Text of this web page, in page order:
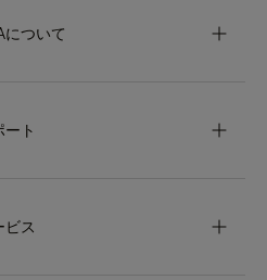
について
ート
ビス